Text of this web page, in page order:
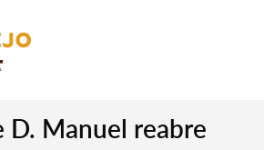
D. Manuel reabre